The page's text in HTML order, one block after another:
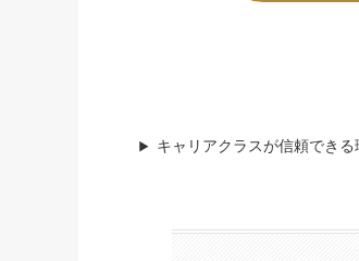
キャリアクラスが信頼できる